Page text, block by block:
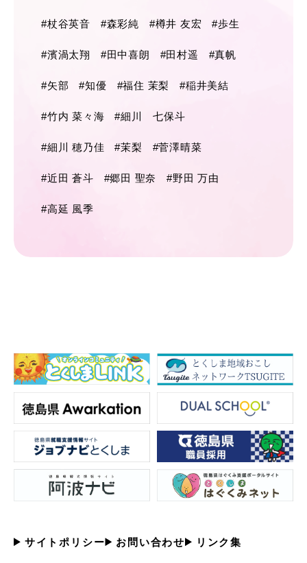
#杖谷英音 #森彩純 #樽井 友宏 #歩生
#濱渦太翔 #田中喜朗 #田村遥 #真帆
#矢部 #知優 #福住 茉梨 #稲井美結
#竹内 菜々海 #細川 七保斗
#細川 穂乃佳 #茉梨 #菅澤晴菜
#近田 蒼斗 #郷田 聖奈 #野田 万由
#高延 風季
サイトポリシー お問い合わせ リンク集